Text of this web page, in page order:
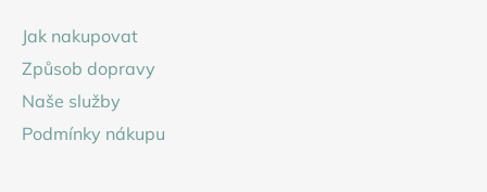
Jak nakupovat
Způsob dopravy
Naše služby
Podmínky nákupu